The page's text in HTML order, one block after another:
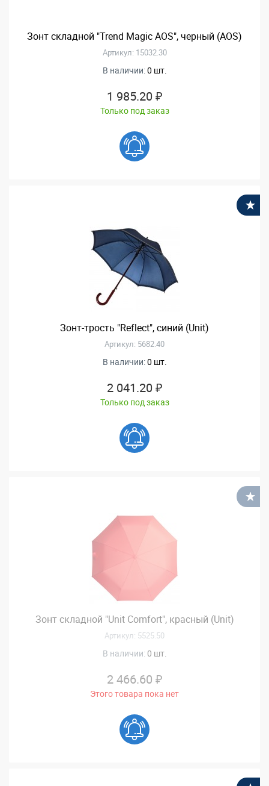
Зонт складной "Trend Magic AOS", черный (AOS)
Артикул: 15032.30
В наличии:0 шт.
1 985.20 ₽
Только под заказ
Зонт-трость "Reflect", синий (Unit)
Артикул: 5682.40
В наличии:0 шт.
2 041.20 ₽
Только под заказ
Зонт складной "Unit Comfort", красный (Unit)
Артикул: 5525.50
В наличии: 0 шт.
2 466.60 ₽
Этого товара пока нет